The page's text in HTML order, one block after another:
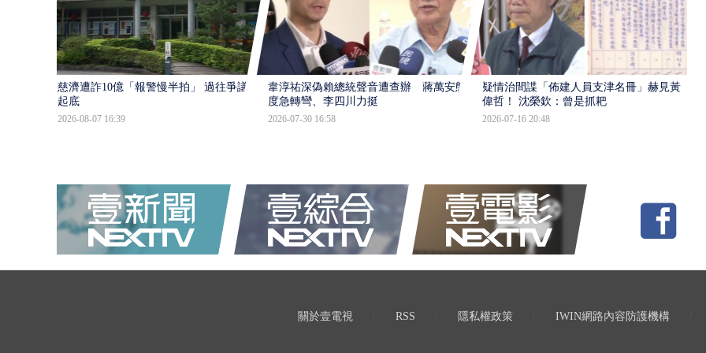
慈濟遭詐10億「報警慢半拍」 過往爭議遭
起底
2026-08-07 16:39
韋淳祐深偽賴總統聲音遭查辦 蔣萬安態
度急轉彎、李四川力挺
2026-07-30 16:58
疑情治間諜「佈建人員支津名冊」赫見黃
偉哲！ 沈榮欽：曾是抓耙
2026-07-16 20:48
關於壹電視 RSS 隱私權政策 IWIN網路內容防護機構